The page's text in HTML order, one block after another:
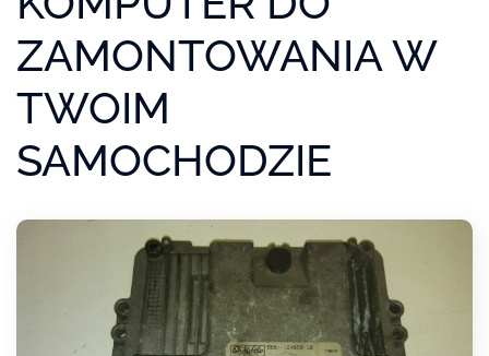
ZAMONTOWANIA W
TWOIM
SAMOCHODZIE